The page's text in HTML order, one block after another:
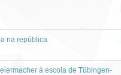
na república
à escola de Tübingen-